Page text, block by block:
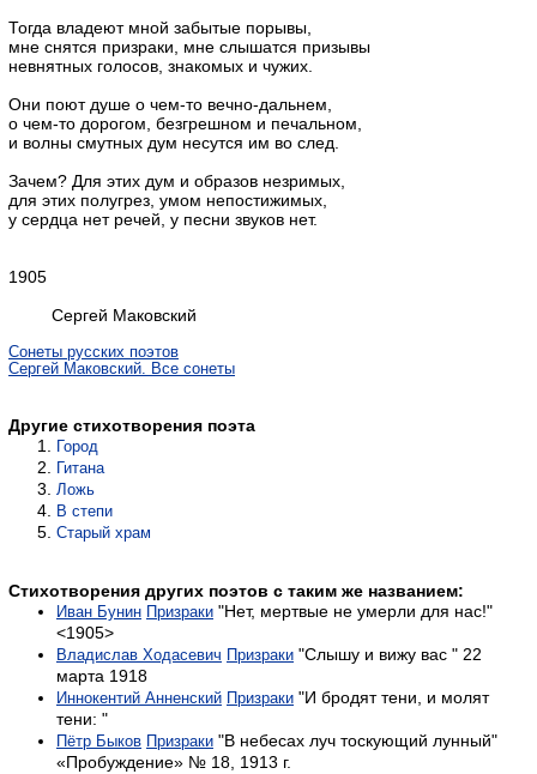
Рейтинг стихотворений
Тогда владеют мной забытые порывы,
мне снятся призраки, мне слышатся призывы
невнятных голосов, знакомых и чужих.
Они поют душе о чем-то вечно-дальнем,
о чем-то дорогом, безгрешном и печальном,
и волны смутных дум несутся им во след.
Зачем? Для этих дум и образов незримых,
для этих полугрез, умом непостижимых,
у сердца нет речей, у песни звуков нет.
1905
Сергей Маковский
Сонеты русских поэтов
Сергей Маковский. Все сонеты
Другие стихотворения поэта
Город
Гитана
Ложь
В степи
Старый храм
Стихотворения других поэтов с таким же названием:
Иван Бунин Призраки "Нет, мертвые не умерли для нас!"
<1905>
Владислав Ходасевич Призраки "Слышу и вижу вас " 22
марта 1918
Иннокентий Анненский Призраки "И бродят тени, и молят
тени: "
Пётр Быков Призраки "В небесах луч тоскующий лунный"
«Пробуждение» № 18, 1913 г.